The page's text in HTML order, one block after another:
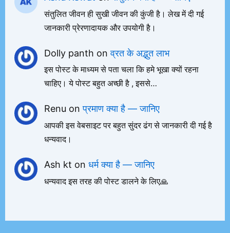
संतुलित जीवन ही सुखी जीवन की कुंजी है। लेख में दी गई
जानकारी प्रेरणादायक और उपयोगी है।
Dolly panth onव्रत के अद्भुत लाभ
इस पोस्ट के माध्यम से पता चला कि हमे भूखा क्यों रहना
चाहिए। ये पोस्ट बहुत अच्छी है , इससे…
Renu onप्रमाण क्या है — जानिए
आपकी इस वेबसाइट पर बहुत सुंदर ढंग से जानकारी दी गई है
धन्यवाद।
Ash kt onधर्म क्या है — जानिए
धन्यवाद इस तरह की पोस्ट डालने के लिए🙏